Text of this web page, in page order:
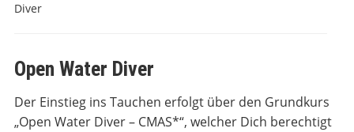
Diver
Open Water Diver
Der Einstieg ins Tauchen erfolgt über den Grundkurs
„Open Water Diver – CMAS*“, welcher Dich berechtigt